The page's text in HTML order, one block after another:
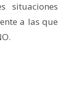
situaciones
a las que